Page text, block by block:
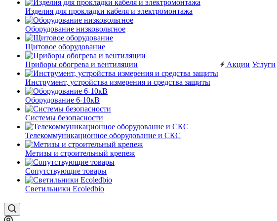
Изделия для прокладки кабеля и электромонтажа
Оборудование низковольтное
Щитовое оборудование
Приборы обогрева и вентиляции
Инструмент, устройства измерения и средства защиты
Оборудование 6-10кВ
Системы безопасности
Телекоммуникационное оборудование и СКС
Метизы и строительный крепеж
Сопутствующие товары
Светильники Ecoledbio
Акции Услуги